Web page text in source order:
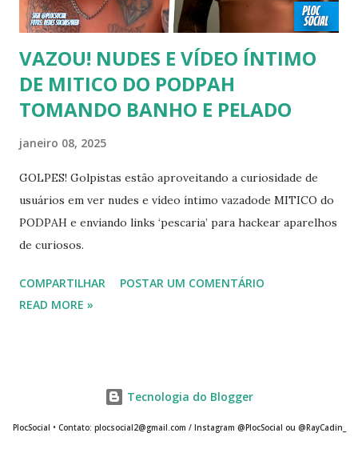
mas fez filmes com tr...
VAZOU! NUDES E VÍDEO ÍNTIMO
DE MITICO DO PODPAH
TOMANDO BANHO E PELADO
janeiro 08, 2025
GOLPES! Golpistas estão aproveitando a curiosidade de
usuários em ver nudes e vídeo íntimo vazadode MITICO do
PODPAH e enviando links ‘pescaria’ para hackear aparelhos
de curiosos.
COMPARTILHAR
POSTAR UM COMENTÁRIO
READ MORE »
Tecnologia do Blogger
PlocSocial • Contato: plocsocial2@gmail.com / Instagram @PlocSocial ou @RayCadin_